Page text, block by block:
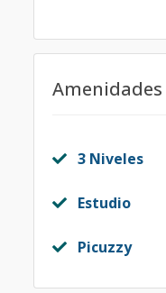
Amenidades
3 Niveles
Estudio
Picuzzy